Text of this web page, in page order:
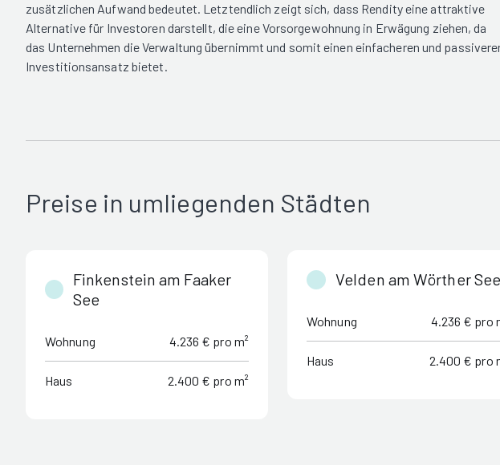
zusätzlichen Aufwand bedeutet. Letztendlich zeigt sich, dass Rendity eine attraktive
Alternative für Investoren darstellt, die eine Vorsorgewohnung in Erwägung ziehen, da
das Unternehmen die Verwaltung übernimmt und somit einen einfacheren und
Investitionsansatz bietet.
Preise in umliegenden Städten
Finkenstein am Faaker
See
Wohnung 4.236 € pro m²
Haus 2.400 € pro m²
Velden am Wörther See
Wohnung 4.236 € pro
Haus 2.400 € pro